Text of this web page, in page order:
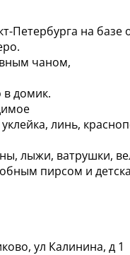
Петербурга на базе
чаном,
в домик.
линь,
лыжи, ватрушки,
пирсом и
ул Калинина, д 1